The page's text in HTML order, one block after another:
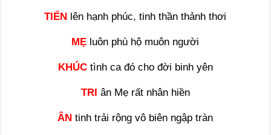
TIẾN lên hạnh phúc, tinh thần thảnh thơi
MẸ luôn phù hộ muôn người
KHÚCtình ca đó cho đời binh yên
TRI ân Mẹ rất nhân hiền
ÂN tinh trải rộng vô biên ngập tràn